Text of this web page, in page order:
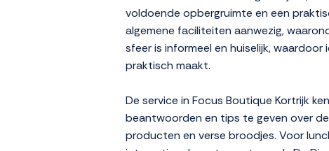
voldoende opbergruimte en een
algemene faciliteiten aanwezig,
sfeer is informeel en huiselijk,
praktisch maakt.
De service in Focus Boutique Kortrijk
beantwoorden en tips te geven over
producten en verse broodjes. Voor